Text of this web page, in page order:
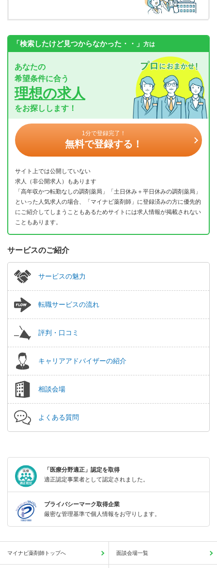
「検索したけど見つからなかった・・」 方は
あなたの
希望条件に合う
理想の求人
をお探しします！
1分で登録完了！
無料で登録する！
サイト上では公開していない
求人（非公開求人）もあります
「高年収かつ転勤なしの調剤薬局」「土日休み＋平日休みの調剤薬局」
といった人気求人の場合、「マイナビ薬剤師」に登録済みの方に優先的
にご紹介してしまうこともあるためサイトには求人情報が掲載されない
こともあります。
サービスのご紹介
サービスの魅力
転職サービスの流れ
評判・口コミ
キャリアアドバイザーの紹介
相談会場
よくある質問
「医療分野適正」認定を取得
適正認定事業者として認定されました。
プライバシーマーク取得企業
厳密な管理基準で個人情報をお守りします。
マイナビ薬剤師トップへ 面談会場一覧